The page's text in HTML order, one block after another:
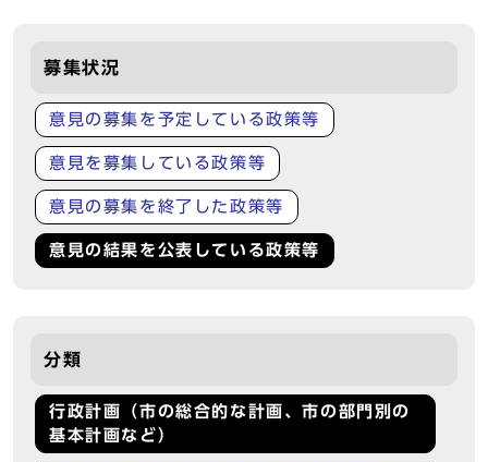
募集状況
意見の募集を予定している政策等
意見を募集している政策等
意見の募集を終了した政策等
意見の結果を公表している政策等
分類
行政計画（市の総合的な計画、市の部門別の
基本計画など）